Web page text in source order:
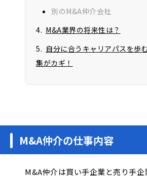
別のM&A仲介会社
M&A業界の将来性は？
自分に合うキャリアパスを歩
集がカギ！
M&A仲介の仕事内容
M&A仲介は買い手企業と売り手企